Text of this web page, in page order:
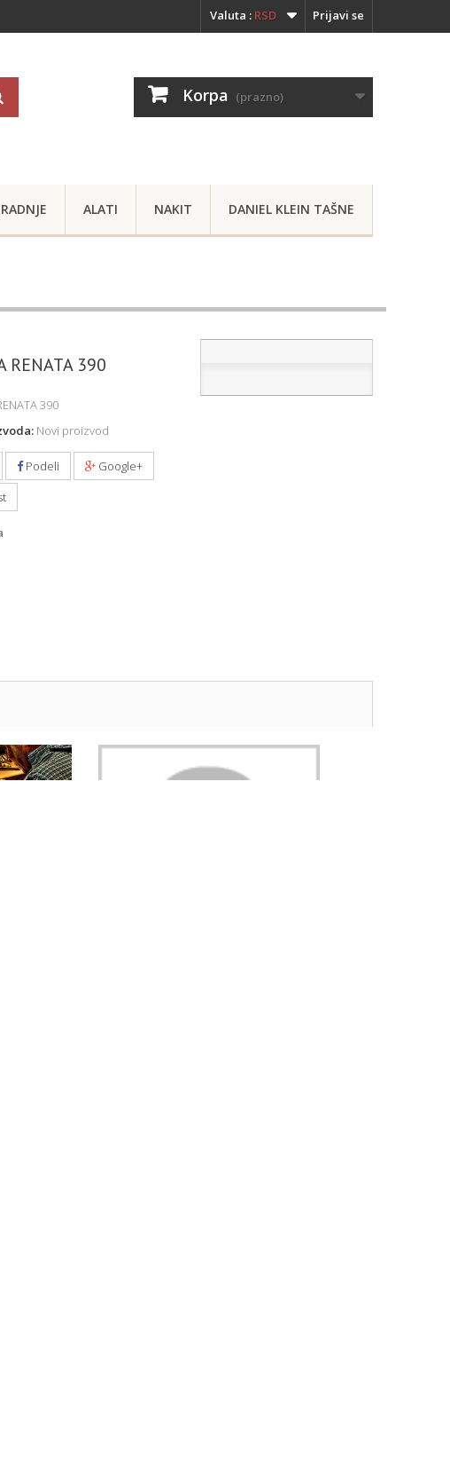
Prijavi se
Valuta : RSD
Korpa (prazno)
ALATI NAKIT DANIEL KLEIN TAŠNE
RENATA 390
390
Novi proizvod
Podeli
Google+